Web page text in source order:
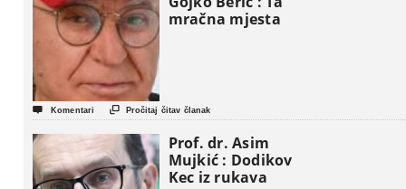
mračna mjesta
 Komentari  Pročitaj čitav članak
Prof. dr. Asim
Mujkić : Dodikov
Kec iz rukava